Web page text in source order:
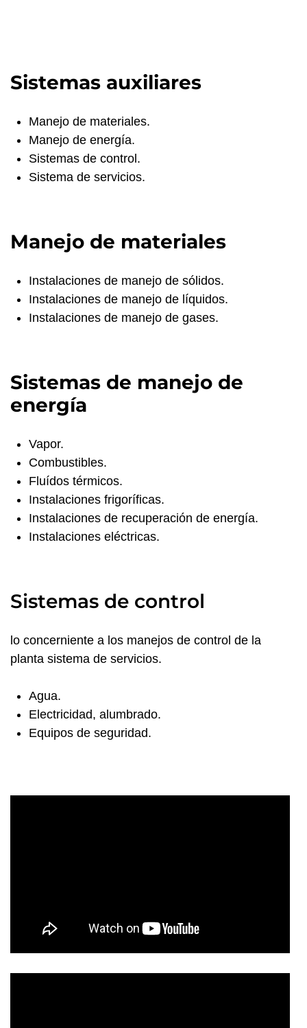
Sistemas auxiliares
Manejo de materiales.
Manejo de energía.
Sistemas de control.
Sistema de servicios.
Manejo de materiales
Instalaciones de manejo de sólidos.
Instalaciones de manejo de líquidos.
Instalaciones de manejo de gases.
Sistemas de manejo de
energía
Vapor.
Combustibles.
Fluídos térmicos.
Instalaciones frigoríficas.
Instalaciones de recuperación de energía.
Instalaciones eléctricas.
Sistemas de control
lo concerniente a los manejos de control de la
planta sistema de servicios.
Agua.
Electricidad, alumbrado.
Equipos de seguridad.